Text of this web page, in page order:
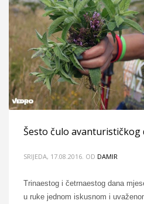
Šesto čulo avanturističkog
SRIJEDA, 17.08.2016. OD DAMIR
Trinaestog i četrnaestog dana
u ruke jednom iskusnom i